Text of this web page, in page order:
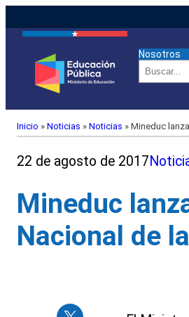
Nosotros
Buscar
Inicio » Noticias » Noticias » Mineduc
22 de agosto de 2017
Mineduc
Nacional de